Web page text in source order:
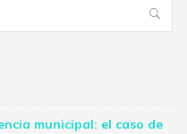
municipal: el caso de